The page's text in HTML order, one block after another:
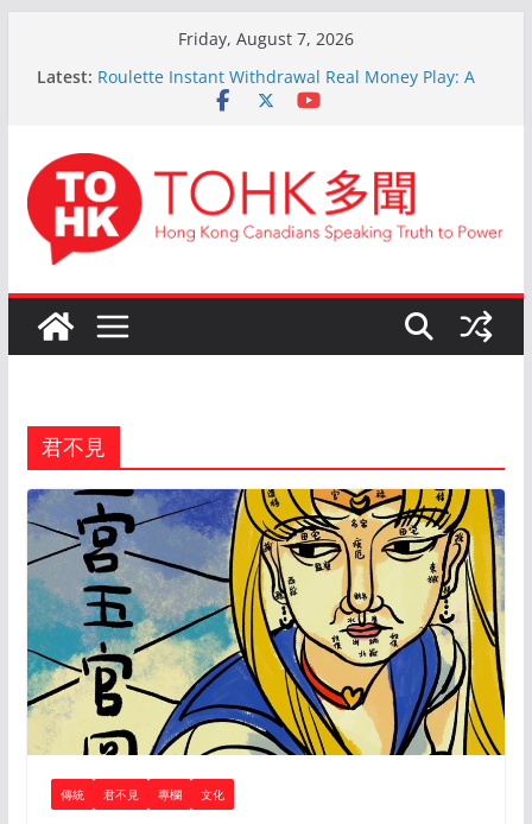
Friday, August 7, 2026
Latest: Roulette Instant Withdrawal Real Money Play: A
Comprehensive Guide
Taktiikat Voittamiseen
En ligne Roulette astuces: Conseils d’un expert
après 15 ans d’expérience
Live Roulette avec Crypto: Le Guide Complet pour
les Joueurs Expérimentés
君不見
傳統 君不見 專欄 文化